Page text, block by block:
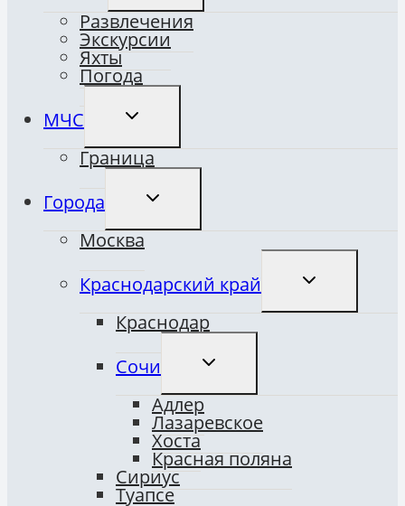
Развлечения
Экскурсии
Яхты
Погода
МЧС
ПЕРЕКЛЮЧИТЬ
ДОЧЕРНЕЕ
Граница
Города
ПЕРЕКЛЮЧИТЬ
ДОЧЕРНЕЕ
Москва
Краснодарский край
ДОЧЕРНЕЕ
Краснодар
Сочи
ПЕРЕКЛЮЧИТЬ
ДОЧЕРНЕЕ
Адлер
Лазаревское
Хоста
Красная поляна
Сириус
Туапсе